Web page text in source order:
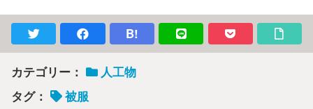
B!
カテゴリー：
人工物
タグ：
被服